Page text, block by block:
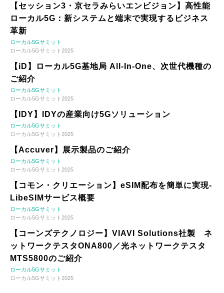
【セッション3・京セラみらいエンビジョン】高性能
ローカル5G：新システムと端末で実現するビジネス
革新
ローカル5Gサミット
ローカル5Gサミット2025
【iD】ローカル5G基地局 All-In-One、次世代機種の
ご紹介
ローカル5Gサミット
ローカル5Gサミット2025
【IDY】IDYの産業向け5Gソリューション
ローカル5Gサミット
ローカル5Gサミット2025
【Accuver】展示製品のご紹介
ローカル5Gサミット
ローカル5Gサミット2025
【コモン・クリエーション】eSIM配布を簡単に実現-
LibeSIMサービス概要
ローカル5Gサミット
ローカル5Gサミット2025
【コーンズテクノロジー】VIAVI Solutions社製 ネ
ットワークテスタONA800／光ネットワークテスタ
MTS5800のご紹介
ローカル5Gサミット
ローカル5Gサミット2025